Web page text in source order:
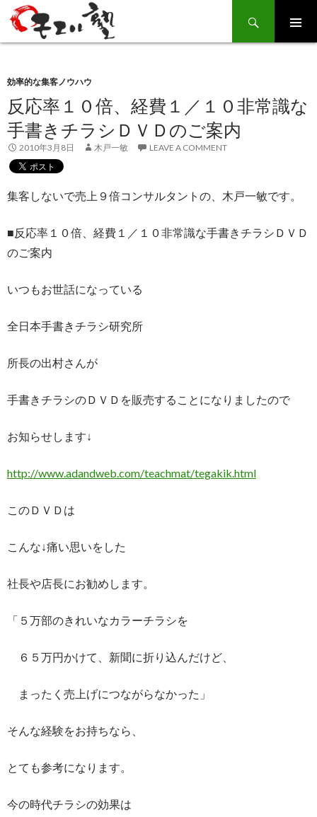
Search
SKIP
TO
効率的な集客ノウハウ
反応率１０倍、経費１／１０非常識な
手書きチラシＤＶＤのご案内
2010年3月8日 木戸一敏 LEAVE A COMMENT
集客しないで売上９倍コンサルタントの、木戸一敏です。
■反応率１０倍、経費１／１０非常識な手書きチラシＤＶＤ
のご案内
いつもお世話になっている
全日本手書きチラシ研究所
所長の出村さんが
手書きチラシのＤＶＤを販売することになりましたので
お知らせします↓
http://www.adandweb.com/teachmat/tegakik.html
このＤＶＤは
こんな↓痛い思いをした
社長や店長にお勧めします。
「５万部のきれいなカラーチラシを
６５万円かけて、新聞に折り込んだけど、
まったく売上げにつながらなかった」
そんな経験をお持ちなら、
とても参考になります。
今の時代チラシの効果は